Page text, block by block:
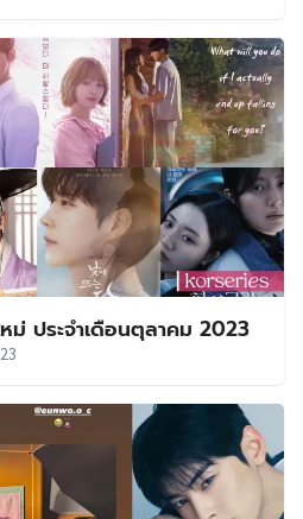
ม่ ประจำเดือนตุลาคม 2023